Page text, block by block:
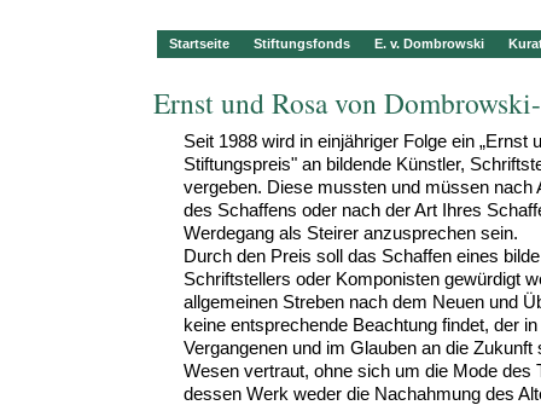
Startseite Stiftungsfonds E. v. Dombrowski
Ernst und Rosa von
Seit 1988 wird in einjähriger Folge ein
Stiftungspreis" an bildende Künstler,
vergeben. Diese mussten und müssen nach
des Schaffens oder nach der Art Ihres
Werdegang als Steirer anzusprechen sein.
Durch den Preis soll das Schaffen eines
Schriftstellers oder Komponisten gewürdigt
allgemeinen Streben nach dem Neuen und
keine entsprechende Beachtung findet, der
Vergangenen und im Glauben an die
Wesen vertraut, ohne sich um die Mode des
dessen Werk weder die Nachahmung des